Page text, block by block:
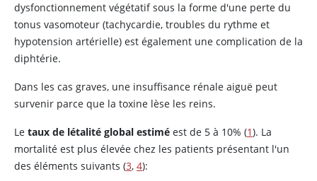
dysfonctionnement végétatif sous la forme d'une perte du
tonus vasomoteur (tachycardie, troubles du rythme et
hypotension artérielle) est également une complication de la
diphtérie.
Dans les cas graves, une insuffisance rénale aiguë peut
survenir parce que la toxine lèse les reins.
Le taux de létalité global estimé est de 5 à 10% (1). La
mortalité est plus élevée chez les patients présentant l'un
des éléments suivants (3, 4):